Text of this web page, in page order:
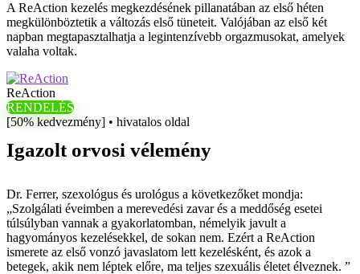
A ReAction kezelés megkezdésének pillanatában az első héten
megkülönböztetik a változás első tüneteit. Valójában az első két
napban megtapasztalhatja a legintenzívebb orgazmusokat, amelyek
valaha voltak.
ReAction
RENDELÉS
[50% kedvezmény] • hivatalos oldal
Igazolt orvosi vélemény
Dr. Ferrer, szexológus és urológus a következőket mondja:
„Szolgálati éveimben a merevedési zavar és a meddőség esetei
túlsúlyban vannak a gyakorlatomban, némelyik javult a
hagyományos kezelésekkel, de sokan nem. Ezért a ReAction
ismerete az első vonzó javaslatom lett kezelésként, és azok a
betegek, akik nem léptek előre, ma teljes szexuális életet élveznek. ”